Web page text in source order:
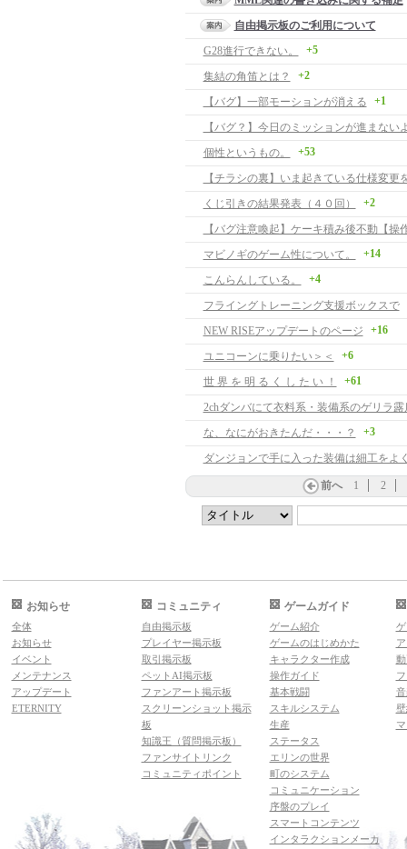
自由掲示板のご利用について
G28進行できない。
+5
集結の角笛とは？ +2
【バグ】一部モーションが消える +1
【バグ？】今日のミッションが進まない
個性というもの。
+53
【チラシの裏】いま起きている仕様変更
くじ引きの結果発表（４０回）
+2
マビノギのゲーム性について。 +14
こんらんしている。 +4
フライングトレーニング支援ボックスで
NEW RISEアップデートのページ +16
ユニコーンに乗りたい＞＜ +6
世 界 を 明 る く し た い ！ +61
2chダンバにて衣料系・装備系のゲリラ露
な、なにがおきたんだ・・・？
+3
ダンジョンで手に入った装備は細工をよ
前へ 1 2
お知らせ
全体
お知らせ
イベント
メンテナンス
アップデート
ETERNITY
コミュニティ
自由掲示板
プレイヤー掲示板
取引掲示板
ペットAI掲示板
ファンアート掲示板
スクリーンショット掲示
板
知識王（質問掲示板）
ファンサイトリンク
コミュニティポイント
ゲームガイド
ゲーム紹介
ゲームのはじめかた
キャラクター作成
操作ガイド
基本戦闘
スキルシステム
生産
ステータス
エリンの世界
町のシステム
コミュニケーション
序盤のプレイ
スマートコンテンツ
インタラクションメーカ